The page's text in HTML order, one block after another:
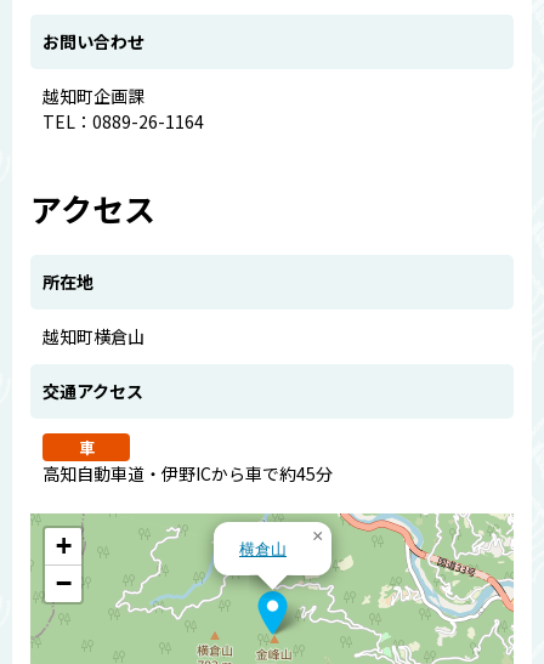
お問い合わせ
越知町企画課
TEL：0889-26-1164
アクセス
所在地
越知町横倉山
交通アクセス
車
高知自動車道・伊野ICから車で約45分
横倉山
×
+
−